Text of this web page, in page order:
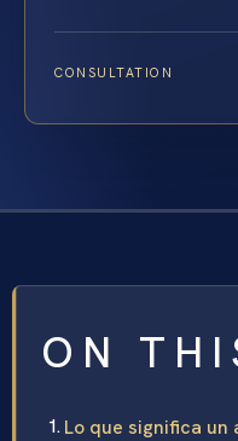
CONSULTATION
ON
Lo que significa